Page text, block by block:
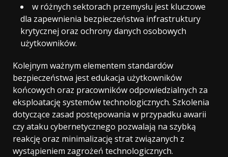
w różnych sektorach przemysłu jest kluczowe
dla zapewnienia bezpieczeństwa infrastruktury
krytycznej oraz ochrony danych osobowych
użytkowników.
Kolejnym ważnym elementem standardów
bezpieczeństwa jest edukacja użytkowników
końcowych oraz pracowników odpowiedzialnych za
eksploatację systemów technologicznych. Szkolenia
dotyczące zasad postępowania w przypadku awarii
czy ataku cybernetycznego pozwalają na szybką
reakcję oraz minimalizację strat związanych z
wystąpieniem zagrożeń technologicznych.